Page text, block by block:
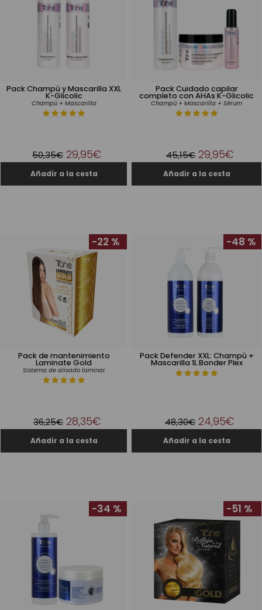
Pack Champú y Mascarilla XXL
K-Glicolic
Champú + Mascarilla
50,35€ 29,95€
Pack Cuidado capilar
completo con AHAs K-Glicolic
Champú + Mascarilla + Sérum
45,15€ 29,95€
Pack de mantenimiento
Laminate Gold
Sistema de alisado laminar
-22 %
36,25€ 28,35€
Pack Defender XXL: Champú +
Mascarilla 1L Bonder Plex
-48 %
48,30€ 24,95€
-34 % -51 %